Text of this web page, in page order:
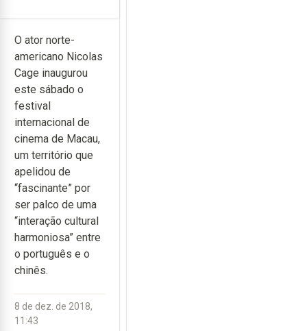
O ator norte-
americano Nicolas
Cage inaugurou
este sábado o
festival
internacional de
cinema de Macau,
um território que
apelidou de
“fascinante” por
ser palco de uma
“interação cultural
harmoniosa” entre
o português e o
chinês.
8 de dez. de 2018,
11:43